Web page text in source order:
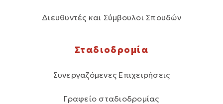
Διευθυντές και Σύμβουλοι Σπουδών
Σταδιοδρομία
Συνεργαζόμενες Επιχειρήσεις
Γραφείο σταδιοδρομίας